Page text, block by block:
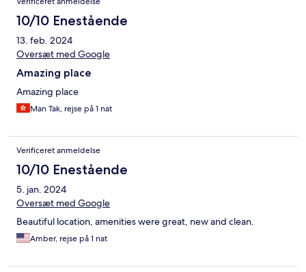
10/10 Enestående
13. feb. 2024
Oversæt med Google
Amazing place
Amazing place
Man Tak, rejse på 1 nat
Verificeret anmeldelse
10/10 Enestående
5. jan. 2024
Oversæt med Google
Beautiful location, amenities were great, new and clean.
Amber, rejse på 1 nat